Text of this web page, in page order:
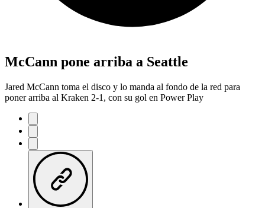
McCann pone arriba a Seattle
Jared McCann toma el disco y lo manda al fondo de la red para
poner arriba al Kraken 2-1, con su gol en Power Play